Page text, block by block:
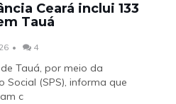
Ceará inclui 133
Tauá
4
Tauá, por meio da
Social (SPS), informa que
c